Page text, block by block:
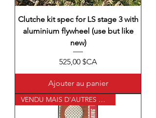
Clutche kit spec for LS stage 3 with
aluminium flywheel (use but like
new)
Prix
525,00 $CA
Ajouter au panier
VENDU MAIS D'AUTRES ARRIVENT